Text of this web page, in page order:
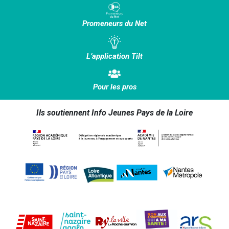
Promeneurs du Net
L’application Tilt
Pour les pros
Ils soutiennent Info Jeunes Pays de la Loire